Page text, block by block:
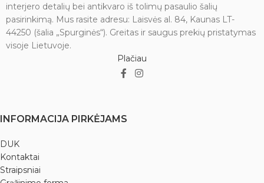
interjero detalių bei antikvaro iš tolimų pasaulio šalių
pasirinkimą. Mus rasite adresu: Laisvės al. 84, Kaunas LT-
44250 (šalia „Spurginės“). Greitas ir saugus prekių pristatymas
visoje Lietuvoje.
Plačiau
INFORMACIJA PIRKĖJAMS
DUK
Kontaktai
Straipsniai